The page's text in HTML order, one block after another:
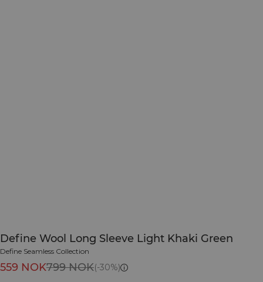
Define Wool Long Sleeve Light Khaki Green
Define Seamless Collection
559 NOK799 NOK(-30%)